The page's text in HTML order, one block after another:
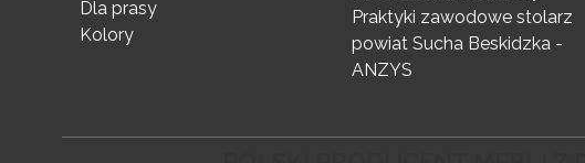
Dla prasy
Kolory
Praktyki zawodowe stolarz
powiat Sucha Beskidzka -
ANZYS